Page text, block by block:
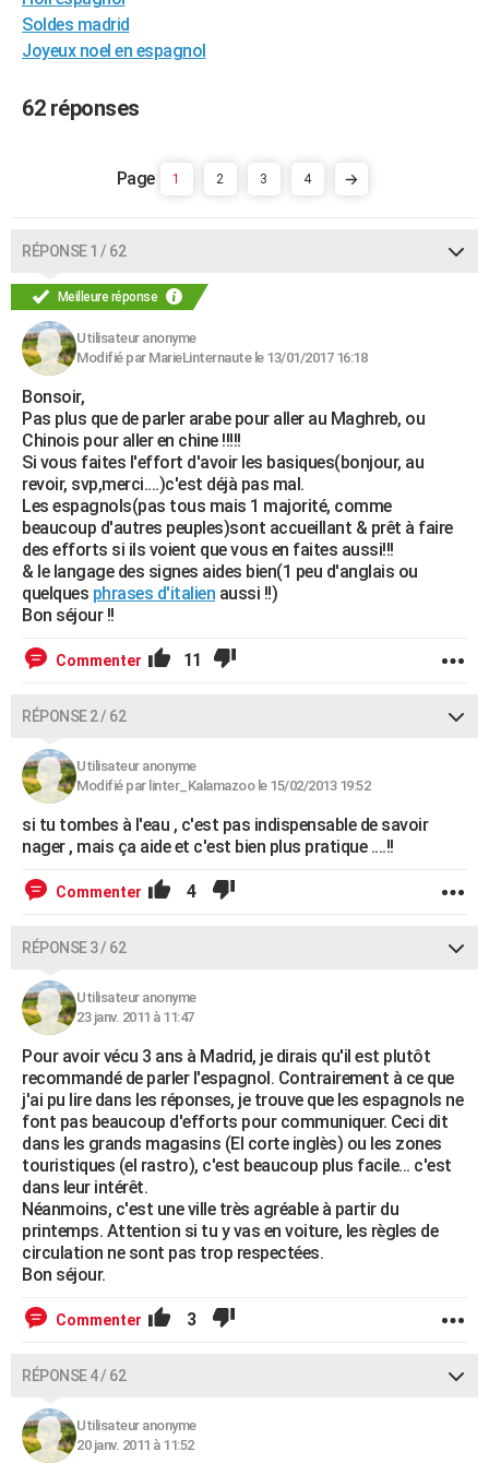
Destinations
City break
Voyage nature
Voyage de noces
Forum
Climat
+PHOTO
BONS PLANS
Dictionnaire
Biographies
Citations
Expressions
Proverbes
PROGRAMME TV
COPAINS D'AVANT
S'inscrire
Se connecter
Lycées
Collèges
Primaires
Universités
Entreprises
Service militaire
Avis de recherche
AVIS DE DÉCÈS
FORUM
Bricolage
Lifestyle
Culture
Sport
Auto
Television
Voyage
Cinema
Soldes madrid
Joyeux noel en espagnol
62 réponses
1 2 3 4
RÉPONSE 1 / 62
Meilleure réponse
Utilisateur anonyme
Modifié par MarieLinternaute le 13/01/2017 16:18
Bonsoir,
Pas plus que de parler arabe pour aller au Maghreb, ou
Chinois pour aller en chine !!!!!
Si vous faites l'effort d'avoir les basiques(bonjour, au
revoir, svp,merci....)c'est déjà pas mal.
Les espagnols(pas tous mais 1 majorité, comme
beaucoup d'autres peuples)sont accueillant & prêt à faire
des efforts si ils voient que vous en faites aussi!!!
& le langage des signes aides bien(1 peu d'anglais ou
quelques phrases d'italien aussi !!)
Bon séjour !!
Commenter 11
RÉPONSE 2 / 62
Utilisateur anonyme
Modifié par linter_Kalamazoo le 15/02/2013 19:52
si tu tombes à l'eau , c'est pas indispensable de savoir
nager , mais ça aide et c'est bien plus pratique ....!!
Commenter 4
RÉPONSE 3 / 62
Utilisateur anonyme
23 janv. 2011 à 11:47
Pour avoir vécu 3 ans à Madrid, je dirais qu'il est plutôt
recommandé de parler l'espagnol. Contrairement à ce que
j'ai pu lire dans les réponses, je trouve que les espagnols ne
font pas beaucoup d'efforts pour communiquer. Ceci dit
dans les grands magasins (El corte inglès) ou les zones
touristiques (el rastro), c'est beaucoup plus facile... c'est
dans leur intérêt.
Néanmoins, c'est une ville très agréable à partir du
printemps. Attention si tu y vas en voiture, les règles de
circulation ne sont pas trop respectées.
Bon séjour.
Commenter 3
RÉPONSE 4 / 62
Utilisateur anonyme
20 janv. 2011 à 11:52